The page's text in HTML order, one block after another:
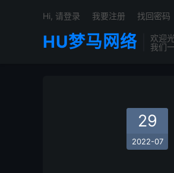
HU梦马网络
欢迎
我们
Hi, 请登录 我要注册 找回密码
29
2022-07